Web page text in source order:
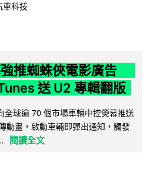
車科技
推蜘蛛俠電影廣告
送 U2 專輯翻版
全球逾 70 個市場車輛中控熒幕推送
動畫，啟動車輛即彈出通知，觸發
閱讀全文